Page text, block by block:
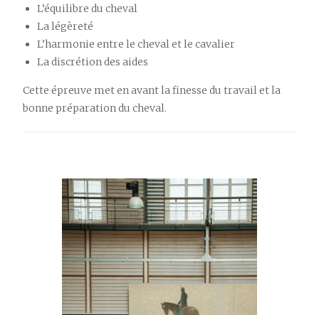
L’équilibre du cheval
La légèreté
L’harmonie entre le cheval et le cavalier
La discrétion des aides
Cette épreuve met en avant la finesse du travail et la
bonne préparation du cheval.